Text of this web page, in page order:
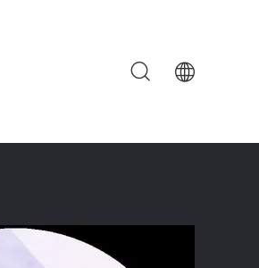
Maken Van Juwelen